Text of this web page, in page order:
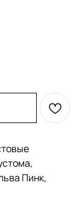
Пинк,